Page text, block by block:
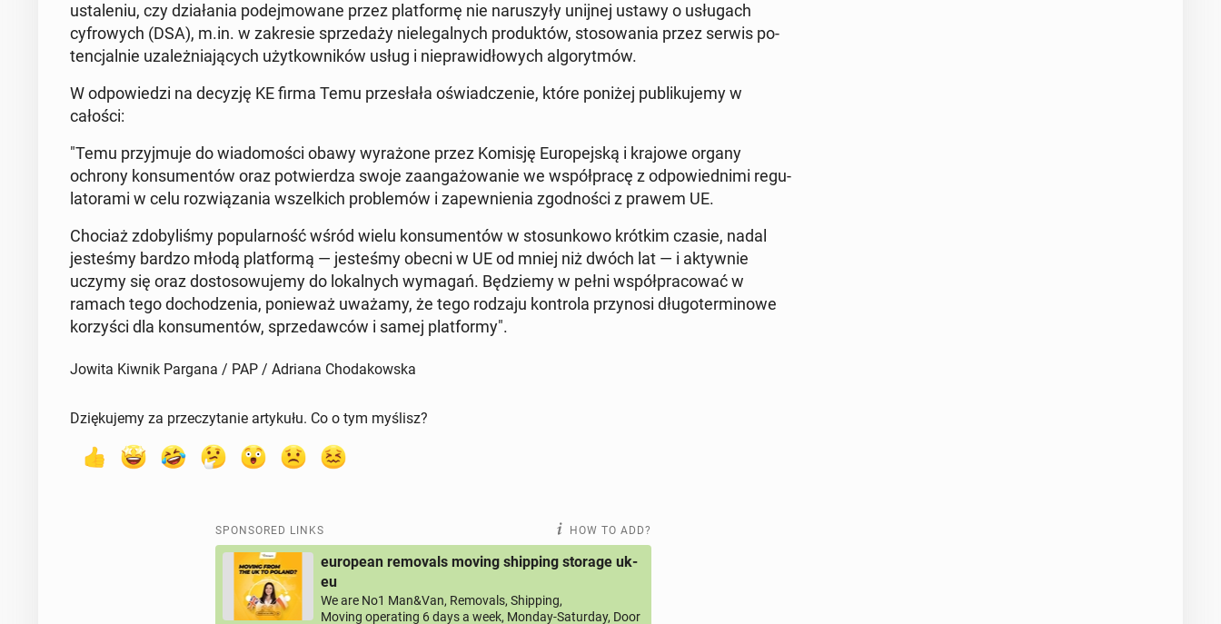
ustal­e­niu, czy dzi­ała­nia pode­j­mowane przez plat­for­mę nie naruszyły unijnej ustawy o usłu­gach
cyfrowych (DSA), m.in. w za­kre­sie sprzedaży niele­gal­nych pro­duk­tów, stosowa­nia przez serwis po­
tenc­jal­nie uza­leż­ni­a­ją­cych użytkown­ików usług i niepraw­idłowych al­go­ryt­mów.
W odpowiedzi na decyzję KE firma Temu przesłała oświad­cze­nie, które poniżej pub­liku­je­my w
całości:
"Temu przyj­mu­je do wiado­moś­ci obawy wyrażone przez Komisję Eu­rope­jską i krajowe organy
ochrony kon­sumen­tów oraz potwierdza swoje zaan­gażowanie we współpracę z odpowied­ni­mi reg­u­
la­tora­mi w celu rozwiąza­nia wszel­kich prob­lemów i za­pewnienia zgod­noś­ci z prawem UE.
Chociaż zdobyliśmy pop­u­larność wśród wielu kon­sumen­tów w sto­sunkowo krótkim czasie, nadal
jesteśmy bardzo młodą plat­for­mą — jesteśmy obecni w UE od mniej niż dwóch lat — i ak­ty­wnie
uczymy się oraz dos­tosowu­je­my do lokalnych wymagań. Będziemy w pełni współpra­cow­ać w
ramach tego do­chodzenia, ponieważ uważamy, że tego rodzaju kon­tro­la przynosi dłu­goter­mi­nowe
ko­rzyś­ci dla kon­sumen­tów, sprzedaw­ców i samej plat­formy".
Jowita Kiwnik Pargana / PAP / Adriana Chodakowska
Dziękujemy za przeczytanie artykułu. Co o tym myślisz?
SPONSORED LINKS HOW TO ADD?
european removals moving shipping storage uk-
eu
We are No1 Man&Van, Removals, Shipping,
Moving operating 6 days a week, Monday-Saturday, Door